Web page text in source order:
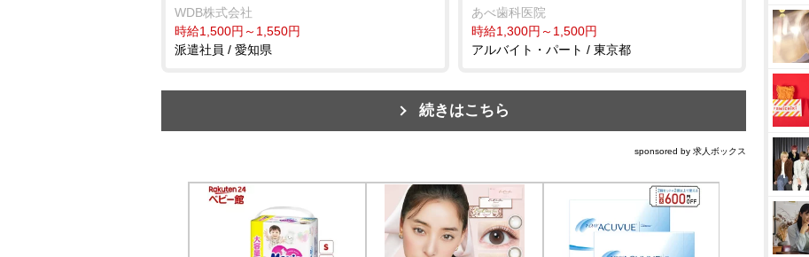
WDB株式会社
時給1,500円～1,550円
派遣社員 / 愛知県
あべ歯科医院
時給1,300円～1,500円
アルバイト・パート / 東京都
続きはこちら
sponsored by 求人ボックス